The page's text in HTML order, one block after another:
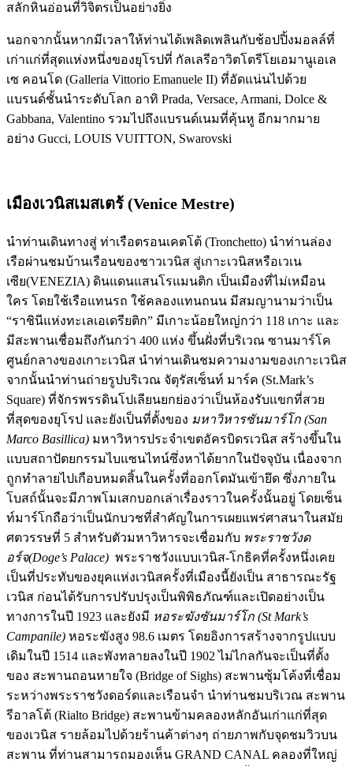
สลักหินอ่อนที่วิจิตรเป็นอย่างยิ่ง
นอกจากนั้นหากมีเวลาให้ท่านได้เพลิดเพลินกับช้อปปิ้งมอลล์ที่
เก่าแก่ที่สุดแห่งหนึ่งของยุโรปที่ กัลเลรีอาวิตโตรีโยเอมานูเอเล
เซ คอนโด (Galleria Vittorio Emanuele II) ที่อัดแน่นไปด้วย
แบรนด์ชั้นนำระดับโลก อาทิ Prada, Versace, Armani, Dolce &
Gabbana, Valentino รวมไปถึงแบรนด์เนมที่คุ้นหู อีกมากมาย
อย่าง Gucci, LOUIS VUITTON, Swarovski
เมืองเวนิสเมสเตร้ (Venice Mestre)
นำท่านเดินทางสู่ ท่าเรือตรอนเคตโต้ (Tronchetto) นำท่านล่อง
เรือผ่านชมบ้านเรือนของชาวเวนิส สู่เกาะเวนิสหรือเวเน
เซีย(VENEZIA) ดินแดนแสนโรแมนติก เป็นเมืองที่ไม่เหมือน
ใคร โดยใช้เรือแทนรถ ใช้คลองแทนถนน มีสมญานามว่าเป็น
“ราชินีแห่งทะเลเอเดรียติก” มีเกาะน้อยใหญ่กว่า 118 เกาะ และ
มีสะพานเชื่อมถึงกันกว่า 400 แห่ง ขึ้นฝั่งที่บริเวณ ซานมาร์โค
ศูนย์กลางของเกาะเวนิส นำท่านเดินชมความงามของเกาะเวนิส
จากนั้นนำท่านถ่ายรูปบริเวณ จัตุรัสเซ็นท์ มาร์ค (St.Mark’s
Square) ที่จักรพรรดินโปเลียนยกย่องว่าเป็นห้องรับแขกที่สวย
ที่สุดของยุโรป และยังเป็นที่ตั้งของ มหาวิหารซันมาร์โก (San
Marco Basillica) มหาวิหารประจำเขตอัครบิดรเวนิส สร้างขึ้นใน
แบบสถาปัตยกรรมไบแซนไทน์ซึ่งหาได้ยากในปัจจุบัน เนื่องจาก
ถูกทำลายไปเกือบหมดสิ้นในครั้งที่ออกโตมันเข้ายึด ซึ่งภายใน
โบสถ์นั้นจะมีภาพโมเสกบอกเล่าเรื่องราวในครั้งนั้นอยู่ โดยเซ็น
ท์มาร์โกถือว่าเป็นนักบวชที่สำคัญในการเผยแพร่ศาสนาในสมัย
ศตวรรษที่ 5 สำหรับตัวมหาวิหารจะเชื่อมกับ พระราชวังด
อร์จ(Doge’s Palace) พระราชวังแบบเวนิส-โกธิคที่ครั้งหนึ่งเคย
เป็นที่ประทับของยุคแห่งเวนิสครั้งที่เมืองนี้ยังเป็น สาธารณะรัฐ
เวนิส ก่อนได้รับการปรับปรุงเป็นพิพิธภัณฑ์และเปิดอย่างเป็น
ทางการในปี 1923 และยังมี หอระฆังซันมาร์โก (St Mark’s
Campanile) หอระฆังสูง 98.6 เมตร โดยอิงการสร้างจากรูปแบบ
เดิมในปี 1514 และพังทลายลงในปี 1902 ไม่ไกลกันจะเป็นที่ตั้ง
ของ สะพานถอนหายใจ (Bridge of Sighs) สะพานซุ้มโค้งที่เชื่อม
ระหว่างพระราชวังดอร์ดและเรือนจำ นำท่านชมบริเวณ สะพาน
รีอาลโต้ (Rialto Bridge) สะพานข้ามคลองหลักอันเก่าแก่ที่สุด
ของเวนิส รายล้อมไปด้วยร้านค้าต่างๆ ถ่ายภาพกับจุดชมวิวบน
สะพาน ที่ท่านสามารถมองเห็น GRAND CANAL คลองที่ใหญ่